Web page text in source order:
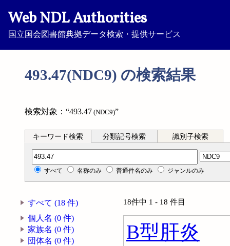
Web NDL Authorities
国立国会図書館典拠データ検索・提供サービス
493.47(NDC9) の検索結果
検索対象：“493.47 (NDC9)”
キーワード検索 分類記号検索 識別子検索
分類記号検索
すべて 名称のみ 普通件名のみ ジャンルのみ
すべて (18 件)
個人名 (0 件)
家族名 (0 件)
団体名 (0 件)
18件中 1 - 18 件目
B型肝炎